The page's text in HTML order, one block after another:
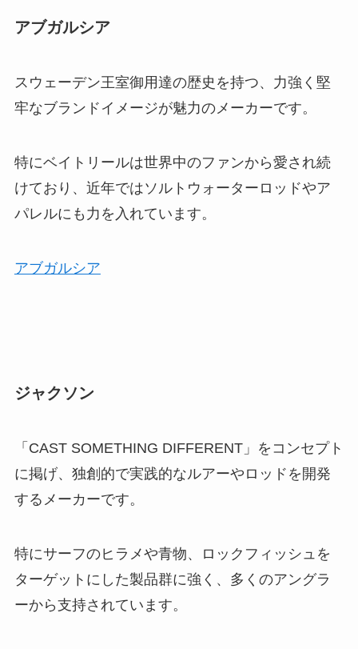
アブガルシア
スウェーデン王室御用達の歴史を持つ、力強く堅
牢なブランドイメージが魅力のメーカーです。
特にベイトリールは世界中のファンから愛され続
けており、近年ではソルトウォーターロッドやア
パレルにも力を入れています。
アブガルシア
ジャクソン
「CAST SOMETHING DIFFERENT」をコンセプト
に掲げ、独創的で実践的なルアーやロッドを開発
するメーカーです。
特にサーフのヒラメや青物、ロックフィッシュを
ターゲットにした製品群に強く、多くのアングラ
ーから支持されています。